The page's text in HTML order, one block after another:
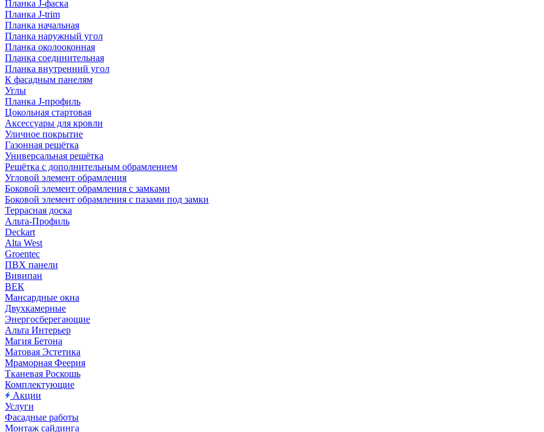
Планка J-фаска
Планка J-trim
Планка начальная
Планка наружный угол
Планка околооконная
Планка соединительная
Планка внутренний угол
К фасадным панелям
Углы
Планка J-профиль
Цокольная стартовая
Аксессуары для кровли
Уличное покрытие
Газонная решётка
Универсальная решётка
Решётка с дополнительным обрамлением
Угловой элемент обрамления
Боковой элемент обрамления с замками
Боковой элемент обрамления с пазами под замки
Террасная доска
Альта-Профиль
Deckart
Alta West
Groentec
ПВХ панели
Вивипан
ВЕК
Мансардные окна
Двухкамерные
Энергосберегающие
Альта Интерьер
Магия Бетона
Матовая Эстетика
Мраморная Феерия
Тканевая Роскошь
Комплектующие
Акции
Услуги
Фасадные работы
Монтаж сайдинга